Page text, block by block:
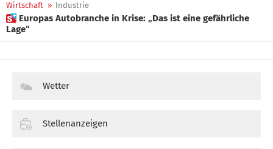
Wirtschaft » Industrie
 Europas Autobranche in Krise: „Das ist eine gefährliche
Lage“
Wetter
Stellenanzeigen